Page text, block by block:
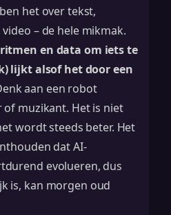
het over tekst,
– de hele mikmak.
en data om iets te
lijkt alsof het door een
aan een robot
of muzikant. Het is niet
wordt steeds beter. Het
datAI-
evolueren, dus
is, kan morgen oud